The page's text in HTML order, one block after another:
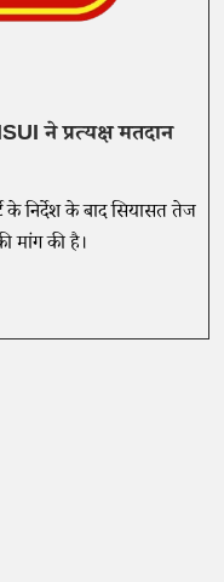
ने प्रत्यक्ष मतदान
के निर्देश के बाद सियासत तेज
मांग की है।